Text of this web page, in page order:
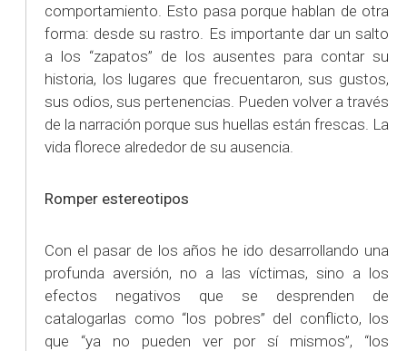
comportamiento. Esto pasa porque hablan de otra
forma: desde su rastro. Es importante dar un salto
a los “zapatos” de los ausentes para contar su
historia, los lugares que frecuentaron, sus gustos,
sus odios, sus pertenencias. Pueden volver a través
de la narración porque sus huellas están frescas. La
vida florece alrededor de su ausencia.
Romper estereotipos
Con el pasar de los años he ido desarrollando una
profunda aversión, no a las víctimas, sino a los
efectos negativos que se desprenden de
catalogarlas como “los pobres” del conflicto, los
que “ya no pueden ver por sí mismos”, “los